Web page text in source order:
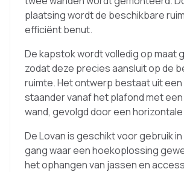
plaatsing wordt de beschikbare
efficiënt benut.
De kapstok wordt volledig op maat
zodat deze precies aansluit op de
ruimte. Het ontwerp bestaat uit
staander vanaf het plafond met
wand, gevolgd door een
De Lovan is geschikt voor gebruik
gang waar een hoekoplossing
het ophangen van jassen en